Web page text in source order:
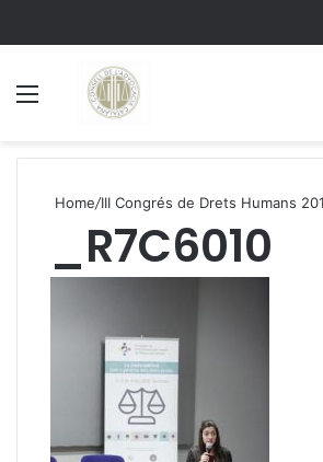
Home/III Congrés de Drets Humans
_R7C6010